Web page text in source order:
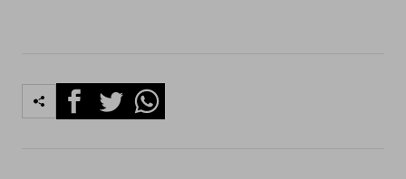
FacebookTwitterWhatsapp